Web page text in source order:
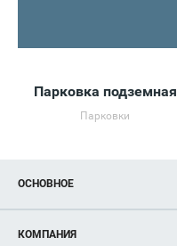
Парковка подземная
Парковки
ОСНОВНОЕ
Новости
КОМПАНИЯ